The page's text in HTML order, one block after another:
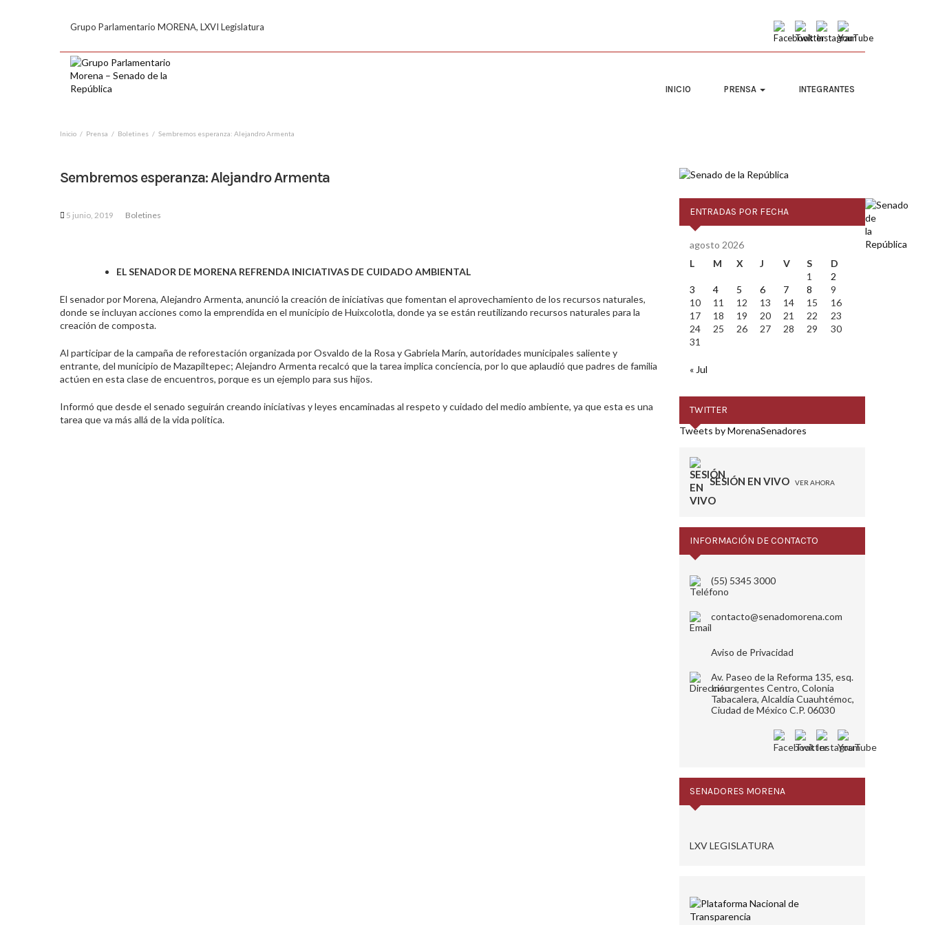
Grupo Parlamentario MORENA, LXVI Legislatura
INICIO PRENSA INTEGRANTES
Inicio Prensa Boletines Sembremos esperanza: Alejandro Armenta
Sembremos esperanza: Alejandro Armenta
5 junio, 2019 Boletines
EL SENADOR DE MORENA REFRENDA INICIATIVAS DE CUIDADO AMBIENTAL
El senador por Morena, Alejandro Armenta, anunció la creación de iniciativas que fomentan el aprovechamiento de los recursos naturales,
donde se incluyan acciones como la emprendida en el municipio de Huixcolotla, donde ya se están reutilizando recursos naturales para la
creación de composta.
Al participar de la campaña de reforestación organizada por Osvaldo de la Rosa y Gabriela Marín, autoridades municipales saliente y
entrante, del municipio de Mazapiltepec; Alejandro Armenta recalcó que la tarea implica conciencia, por lo que aplaudió que padres de familia
actúen en esta clase de encuentros, porque es un ejemplo para sus hijos.
Informó que desde el senado seguirán creando iniciativas y leyes encaminadas al respeto y cuidado del medio ambiente, ya que esta es una
tarea que va más allá de la vida política.
ENTRADAS POR FECHA
agosto 2026
L
M X J V S
D
1
2
3
4 5 6 7 8
9
10
11 12 13 14 15
16
17
18 19 20 21 22
23
24
25 26 27 28 29
30
31
« Jul
TWITTER
Tweets by MorenaSenadores
SESIÓN EN VIVO VER AHORA
INFORMACIÓN DE CONTACTO
(55) 5345 3000
contacto@senadomorena.com
Aviso de Privacidad
Av. Paseo de la Reforma 135, esq.
Insurgentes Centro, Colonia
Tabacalera, Alcaldía Cuauhtémoc,
Ciudad de México C.P. 06030
SENADORES MORENA
LXV LEGISLATURA